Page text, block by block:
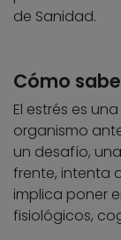
de Sanidad.
Cómo
El estrés es una
organismo
un desafío,
frente, intenta
implica poner
fisiológicos,